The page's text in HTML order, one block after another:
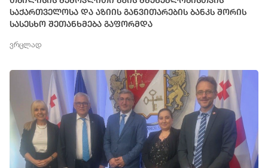
საქართველოსა და აზიის განვითარების ბანკს შორის
სასესხო შეთანხმება გაფორმდა
ვრცლად